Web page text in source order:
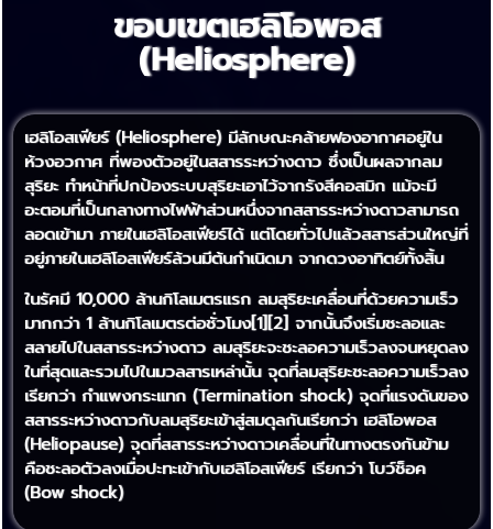
ขอบเขตเฮลิโอพอส
(Heliosphere)
เฮลิโอสเฟียร์ (Heliosphere) มีลักษณะคล้ายฟองอากาศอยู่ใน
ห้วงอวกาศ ที่พองตัวอยู่ในสสารระหว่างดาว ซึ่งเป็นผลจากลม
สุริยะ ทำหน้าที่ปกป้องระบบสุริยะเอาไว้จากรังสีคอสมิก แม้จะมี
อะตอมที่เป็นกลางทางไฟฟ้าส่วนหนึ่งจากสสารระหว่างดาวสามารถ
ลอดเข้ามา ภายในเฮลิโอสเฟียร์ได้ แต่โดยทั่วไปแล้วสสารส่วนใหญ่ที่
อยู่ภายในเฮลิโอสเฟียร์ล้วนมีต้นกำเนิดมา จากดวงอาทิตย์ทั้งสิ้น
ในรัศมี 10,000 ล้านกิโลเมตรแรก ลมสุริยะเคลื่อนที่ด้วยความเร็ว
มากกว่า 1 ล้านกิโลเมตรต่อชั่วโมง[1][2] จากนั้นจึงเริ่มชะลอและ
สลายไปในสสารระหว่างดาว ลมสุริยะจะชะลอความเร็วลงจนหยุดลง
ในที่สุดและรวมไปในมวลสารเหล่านั้น จุดที่ลมสุริยะชะลอความเร็วลง
เรียกว่า กำแพงกระแทก (Termination shock) จุดที่แรงดันของ
สสารระหว่างดาวกับลมสุริยะเข้าสู่สมดุลกันเรียกว่า เฮลิโอพอส
(Heliopause) จุดที่สสารระหว่างดาวเคลื่อนที่ในทางตรงกันข้าม
คือชะลอตัวลงเมื่อปะทะเข้ากับเฮลิโอสเฟียร์ เรียกว่า โบว์ช็อค
(Bow shock)